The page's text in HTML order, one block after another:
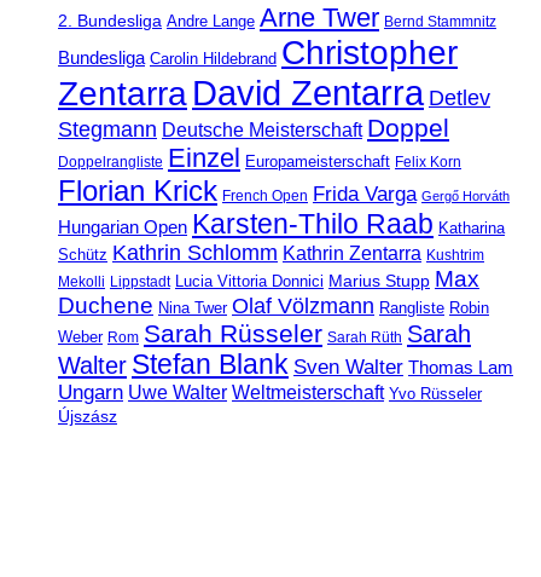
2. Bundesliga Andre Lange Arne Twer Bernd Stammnitz
Bundesliga Carolin Hildebrand Christopher
ZentarraDavid Zentarra Detlev
Stegmann Deutsche Meisterschaft Doppel
Doppelrangliste Einzel Europameisterschaft Felix Korn
Florian Krick French Open Frida Varga Gergő Horváth
Hungarian Open Karsten-Thilo Raab Katharina
Schütz Kathrin Schlomm Kathrin Zentarra Kushtrim
Mekolli Lippstadt Lucia Vittoria Donnici Marius Stupp Max
Duchene Nina Twer Olaf Völzmann Rangliste Robin
Weber Rom Sarah Rüsseler Sarah Rüth Sarah
Walter Stefan Blank Sven Walter Thomas Lam
Ungarn Uwe Walter Weltmeisterschaft Yvo Rüsseler
Újszász